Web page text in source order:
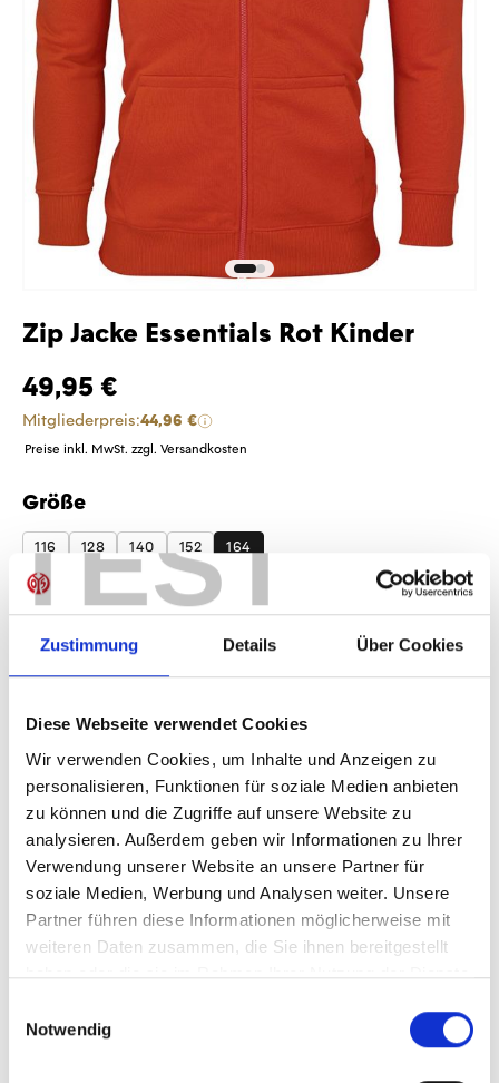
TEST
Zustimmung Details Über Cookies
Diese Webseite verwendet Cookies
Wir verwenden Cookies, um Inhalte und Anzeigen zu
personalisieren, Funktionen für soziale Medien anbieten
zu können und die Zugriffe auf unsere Website zu
analysieren. Außerdem geben wir Informationen zu Ihrer
Verwendung unserer Website an unsere Partner für
soziale Medien, Werbung und Analysen weiter. Unsere
Partner führen diese Informationen möglicherweise mit
weiteren Daten zusammen, die Sie ihnen bereitgestellt
haben oder die sie im Rahmen Ihrer Nutzung der Dienste
Notwendig
Zip Jacke Essentials Rot Kinder
49,95 €
Mitgliederpreis:44,96 €
Preise inkl. MwSt. zzgl. Versandkosten
Größe
auswählen
116 128 140 152 164
Produkt Anzahl: Gib den gewünschten
Anzahl
Sofort verfügbar, Lieferzeit: 1-3 Tage
IN DEN WARENKORB
Produktdetails